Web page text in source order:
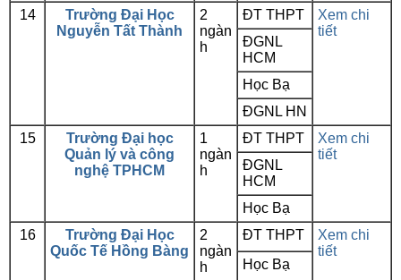
14
Trường Đại Học
Nguyễn Tất Thành
2
ngàn
h
ĐT THPT
Xem chi
tiết
ĐGNL
HCM
Học Bạ
ĐGNL HN
15
Trường Đại học
Quản lý và công
nghệ TPHCM
1
ngàn
h
ĐT THPT
Xem chi
tiết
ĐGNL
HCM
Học Bạ
16
Trường Đại Học
Quốc Tế Hồng Bàng
2
ngàn
h
ĐT THPT
Xem chi
tiết
Học Bạ